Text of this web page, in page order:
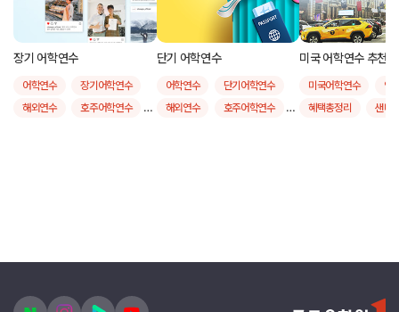
장기 어학연수
어학연수
장기어학연수
해외연수
호주어학연수
장기어학연수비용
9개월어학연수비용
단기 어학연수
어학연수
단기어학연수
해외연수
호주어학연수
4주어학연수비용비교
미국 어학연수 추천
미국어학연수
인
혜택총정리
샌디